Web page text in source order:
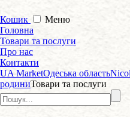
Кошик
Меню
Головна
Товари та послуги
Про нас
Контакти
UA MarketОдеська область
родиниТовари та послуги